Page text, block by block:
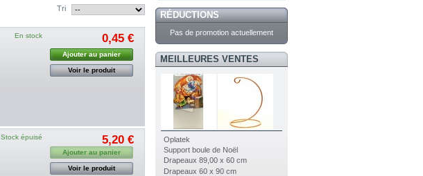
Tri
En stock 0,45 €
Ajouter au panier
Voir le produit
Stock épuisé 5,20 €
Ajouter au panier
Voir le produit
RÉDUCTIONS
Pas de promotion actuellement
MEILLEURES VENTES
Oplatek
Support boule de Noël
Drapeaux 89,00 x 60 cm
Drapeaux 60 x 90 cm